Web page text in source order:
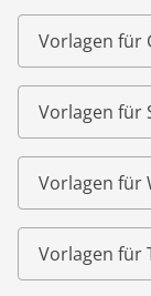
Vorlagen für
Vorlagen für
Vorlagen für
Vorlagen für